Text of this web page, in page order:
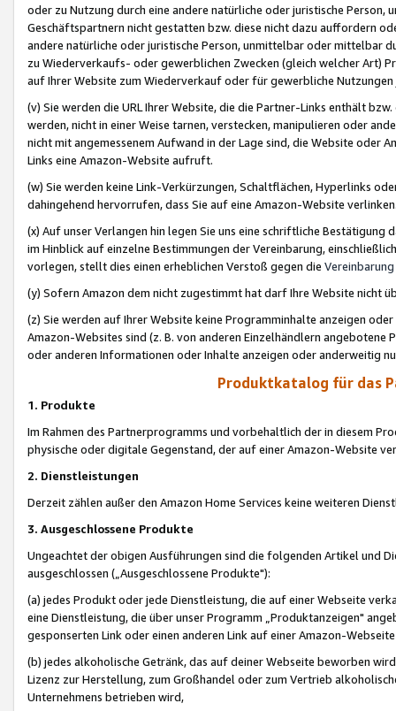
oder zu Nutzung durch eine andere natürliche oder juristische
Geschäftspartnern nicht gestatten bzw. diese nicht dazu auffordern
andere natürliche oder juristische Person, unmittelbar oder mittelbar
zu Wiederverkaufs- oder gewerblichen Zwecken (gleich welcher Art)
auf Ihrer Website zum Wiederverkauf oder für gewerbliche
(v) Sie werden die URL Ihrer Website, die die Partner-Links enthält
werden, nicht in einer Weise tarnen, verstecken, manipulieren oder
nicht mit angemessenem Aufwand in der Lage sind, die Website oder
Links eine Amazon-Website aufruft.
(w) Sie werden keine Link-Verkürzungen, Schaltflächen, Hyperlinks
dahingehend hervorrufen, dass Sie auf eine Amazon-Website
(x) Auf unser Verlangen hin legen Sie uns eine schriftliche
im Hinblick auf einzelne Bestimmungen der Vereinbarung,
vorlegen, stellt dies einen erheblichen Verstoß gegen die Vereinbarung
(y) Sofern Amazon dem nicht zugestimmt hat darf Ihre Website nicht
(z) Sie werden auf Ihrer Website keine Programminhalte anzeigen
Amazon-Websites sind (z. B. von anderen Einzelhändlern
oder anderen Informationen oder Inhalte anzeigen oder anderweitig
Produktkatalog für das
1. Produkte
Im Rahmen des Partnerprogramms und vorbehaltlich der in diesem
physische oder digitale Gegenstand, der auf einer Amazon-Website
2. Dienstleistungen
Derzeit zählen außer den Amazon Home Services keine weiteren
3. Ausgeschlossene Produkte
Ungeachtet der obigen Ausführungen sind die folgenden Artikel und
ausgeschlossen („Ausgeschlossene Produkte"):
(a) jedes Produkt oder jede Dienstleistung, die auf einer Webseite
eine Dienstleistung, die über unser Programm „Produktanzeigen"
gesponserten Link oder einen anderen Link auf einer Amazon-
(b) jedes alkoholische Getränk, das auf deiner Webseite beworben
Lizenz zur Herstellung, zum Großhandel oder zum Vertrieb
Unternehmens betrieben wird,